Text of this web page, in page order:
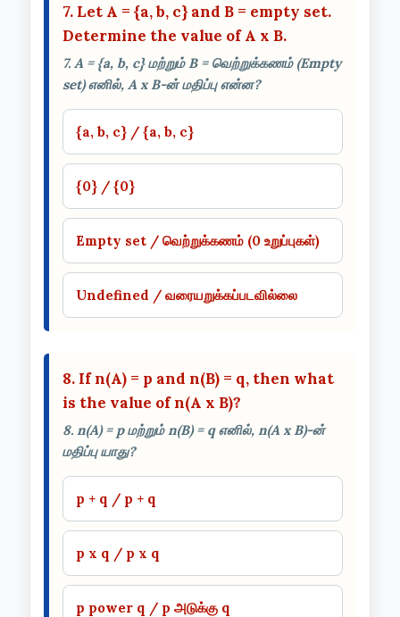
7. Let A = {a, b, c} and B = empty set.
Determine the value of A x B.
7. A = {a, b, c} மற்றும் B = வெற்றுக்கணம் (Empty
set) எனில், A x B-ன் மதிப்பு என்ன?
{a, b, c} / {a, b, c}
{0} / {0}
Empty set / வெற்றுக்கணம் (0 உறுப்புகள்)
Undefined / வரையறுக்கப்படவில்லை
8. If n(A) = p and n(B) = q, then what
is the value of n(A x B)?
8. n(A) = p மற்றும் n(B) = q எனில், n(A x B)-ன்
மதிப்பு யாது?
p + q / p + q
p x q / p x q
p power q / p அடுக்கு q